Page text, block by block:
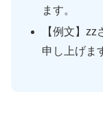
ます。
【例文】
申し上げま